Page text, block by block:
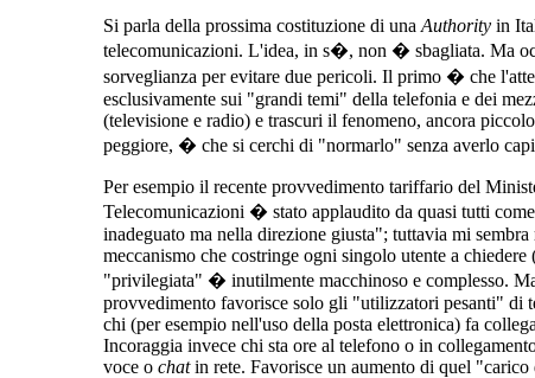
Si parla della prossima costituzione di una Authority in
telecomunicazioni. L'idea, in s�, non � sbagliata. Ma
sorveglianza per evitare due pericoli. Il primo � che
esclusivamente sui "grandi temi" della telefonia e dei
(televisione e radio) e trascuri il fenomeno, ancora
peggiore, � che si cerchi di "normarlo" senza averlo
Per esempio il recente provvedimento tariffario del
Telecomunicazioni � stato applaudito da quasi tutti
inadeguato ma nella direzione giusta"; tuttavia mi
meccanismo che costringe ogni singolo utente a
"privilegiata" � inutilmente macchinoso e complesso.
provvedimento favorisce solo gli "utilizzatori pesanti" di
chi (per esempio nell'uso della posta elettronica) fa
Incoraggia invece chi sta ore al telefono o in
voce o chatin rete. Favorisce un aumento di quel